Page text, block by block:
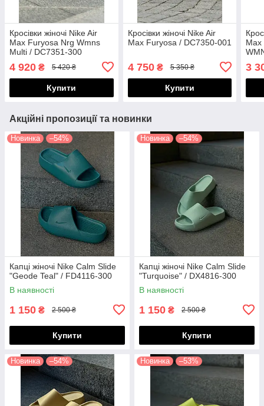
Кросівки жіночі Nike Air
Max Furyosa Nrg Wmns
Multi / DC7351-300
4 920 ₴ 5 420 ₴
Купити
Кросівки жіночі Nike Air
Max Furyosa / DC7350-001
4 750₴ 5 350 ₴
Купити
Max
3
Акційні пропозиції та новинки
Новинка –54%
Капці жіночі Nike Calm Slide
"Geode Teal" / FD4116-300
В наявності
1 150 ₴ 2 500 ₴
Купити
Новинка –54%
Капці жіночі Nike Calm Slide
"Turquoise" / DX4816-300
В наявності
1 150 ₴ 2 500 ₴
Купити
Новинка –54% Новинка –53%